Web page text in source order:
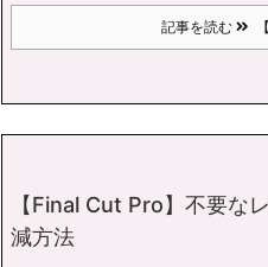
記事を読む
【Final Cut Pro】不要な
減方法